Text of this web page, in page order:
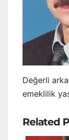
Değerli
emeklilik
Related